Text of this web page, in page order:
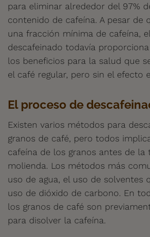
para eliminar alrededor del 97%
contenido de cafeína. A pesar de
una fracción mínima de cafeína,
descafeinado todavía
los beneficios para la salud que
el café regular, pero sin el efecto
El proceso de
Existen varios métodos para
granos de café, pero todos
cafeína de los granos antes de la
molienda. Los métodos más
uso de agua, el uso de solventes
uso de dióxido de carbono. En
los granos de café son
para disolver la cafeína.